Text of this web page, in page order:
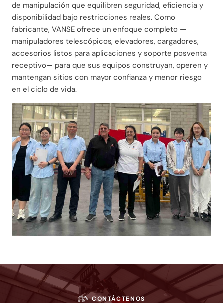
de manipulación que equilibren seguridad, eficiencia y
disponibilidad bajo restricciones reales. Como
fabricante, VANSE ofrece un enfoque completo —
manipuladores telescópicos, elevadores, cargadores,
accesorios listos para aplicaciones y soporte posventa
receptivo— para que sus equipos construyan, operen y
mantengan sitios con mayor confianza y menor riesgo
en el ciclo de vida.
CONTÁCTENOS